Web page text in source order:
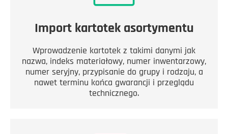
Import kartotek asortymentu
Wprowadzenie kartotek z takimi danymi jak
nazwa, indeks materiałowy, numer inwentarzowy,
numer seryjny, przypisanie do grupy i rodzaju, a
nawet terminu końca gwarancji i przeglądu
technicznego.